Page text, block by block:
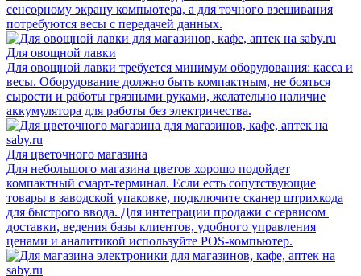
сенсорному экрану компьютера, а для точного взешивания
потребуются весы с передачей данных.
Для овощной лавки
Для овощной лавки требуется минимум оборудования: касса и
весы. Оборудование должно быть компактным, не бояться
сырости и работы грязными руками, желательно наличие
аккумулятора для работы без электричества.
Для цветочного магазина
Для небольшого магазина цветов хорошо подойдет
компактный смарт-терминал. Если есть сопутствующие
товары в заводской упаковке, подключите сканер штрихкода
для быстрого ввода. Для интеграции продажи с сервисом
доставки, ведения базы клиентов, удобного управления
ценами и аналитикой используйте POS-компьютер.